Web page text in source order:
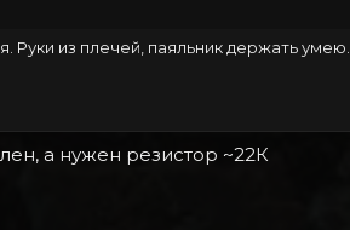
Руки из плечей, паяльник держать умею.
а нужен резистор ~22К